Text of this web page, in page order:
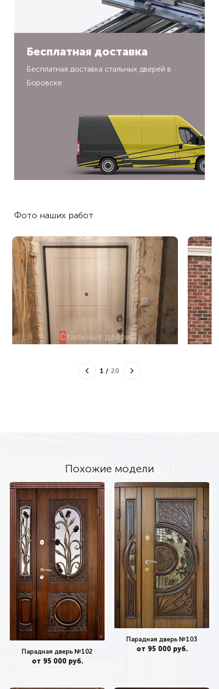
Бесплатная доставка
Бесплатная доставка стальных дверей в
Боровске
Фото наших работ
1 / 20
Похожие модели
Парадная дверь №102
от 95 000 руб.
Парадная дверь №103
от 95 000 руб.